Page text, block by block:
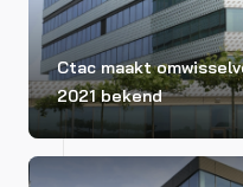
Ctac maakt
2021 bekend